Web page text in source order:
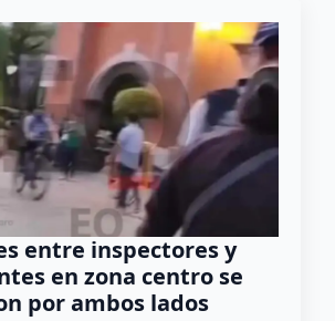
entre inspectores y
en zona centro se
por ambos lados